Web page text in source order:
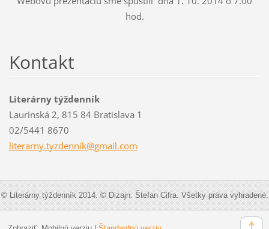
hod.
Kontakt
Literárny týždenník
Laurinská 2, 815 84 Bratislava 1
02/5441 8670
literarny.tyzdennik@gmail.com
© Literárny týždenník 2014. © Dizajn: Štefan Cifra. Všetky práva vyhradené.